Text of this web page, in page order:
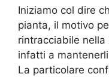
Iniziamo col dire
pianta, il motivo
rintracciabile nella
infatti a
La particolare